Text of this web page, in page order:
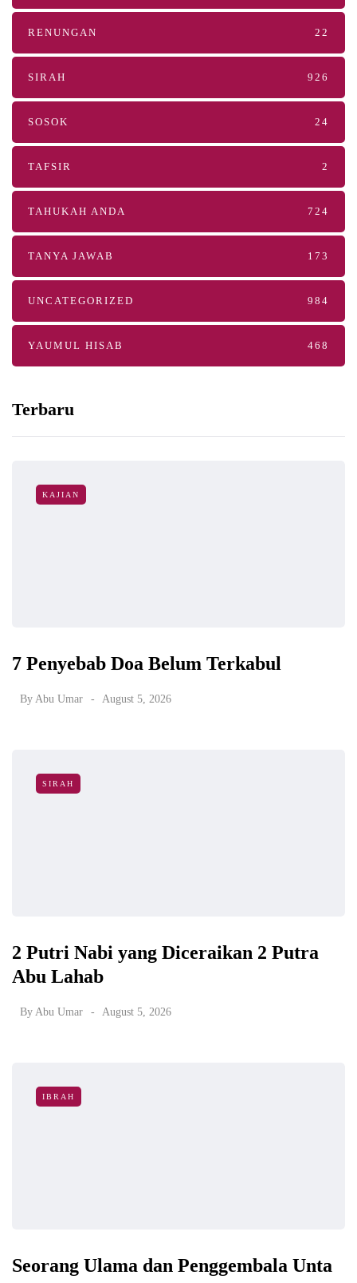
RENUNGAN 22
SIRAH 926
SOSOK 24
TAFSIR 2
TAHUKAH ANDA 724
TANYA JAWAB 173
UNCATEGORIZED 984
YAUMUL HISAB 468
Terbaru
KAJIAN
7 Penyebab Doa Belum Terkabul
By Abu Umar August 5, 2026
SIRAH
2 Putri Nabi yang Diceraikan 2 Putra
Abu Lahab
By Abu Umar August 5, 2026
IBRAH
Seorang Ulama dan Penggembala Unta